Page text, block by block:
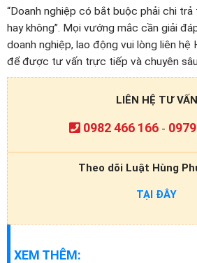
“Doanh nghiệp có bắt buộc phải chi
hay không”. Mọi vướng mắc cần giải
doanh nghiệp, lao động vui lòng liên hệ
để được tư vấn trực tiếp và chuyên
LIÊN HỆ TƯ VẤN
0982 466 166 -
Theo dõi Luật Hùng
TẠI ĐÂY
XEM THÊM: